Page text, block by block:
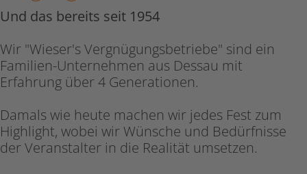
Und das bereits seit 1954
Wir "Wieser's Vergnügungsbetriebe" sind ein
Familien-Unternehmen aus Dessau mit
Erfahrung über 4 Generationen.
Damals wie heute machen wir jedes Fest zum
Highlight, wobei wir Wünsche und Bedürfnisse
der Veranstalter in die Realität umsetzen.